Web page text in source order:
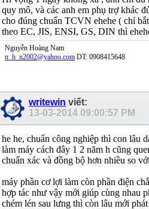
quy mô, và các anh em phụ trợ khác
cho đúng chuẩn TCVN ehehe ( chỉ
theo EC, JIS, ENSI, GS, DIN thì
Nguyễn Hoàng Nam
n_h_n2002@yahoo.com DT: 0908415648
writewin viết:
13-03-2014 09:00:57 PM
he he, chuẩn công nghiệp thì con lâu
làm máy cách đây 1 2 năm h cũng
chuẩn xác và đồng bộ hơn nhiều so
máy phần cơ lợi làm còn phần điện
hợp tác như vậy mới giúp cùng nhau
chém lén sau lưng thì còn lâu mới